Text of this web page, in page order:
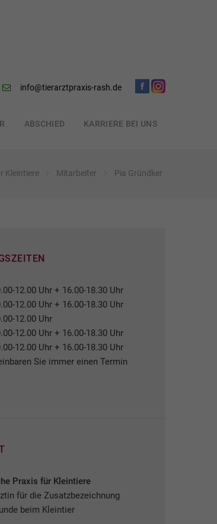
info@tierarztpraxis-rash.de
ABSCHIED KARRIERE BEI UNS
Kleintiere Mitarbeiter Pia Gründker
12.00 Uhr + 16.00-18.30 Uhr
12.00 Uhr + 16.00-18.30 Uhr
12.00 Uhr
12.00 Uhr + 16.00-18.30 Uhr
12.00 Uhr + 16.00-18.30 Uhr
Sie immer einen Termin
Praxis für Kleintiere
für die Zusatzbezeichnung
beim Kleintier